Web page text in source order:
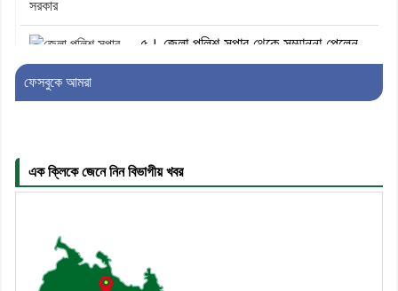
৫। জেলা পুলিশ সুপার থেকে সম্মাননা পেলেন
দাউদকান্দি মডেল থানার এএসআই সজল
ফেসবুকে আমরা
এক ক্লিকে জেনে নিন বিভাগীয় খবর